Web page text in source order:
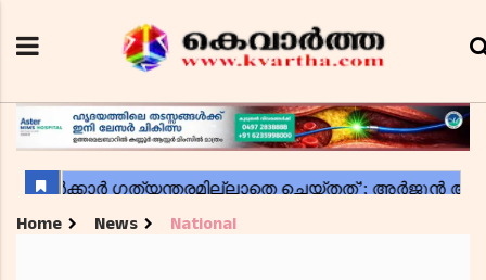
Home News National